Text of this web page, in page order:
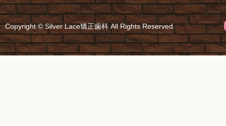
Copyright © Silver Lace矯正歯科 All Rights Reserved.